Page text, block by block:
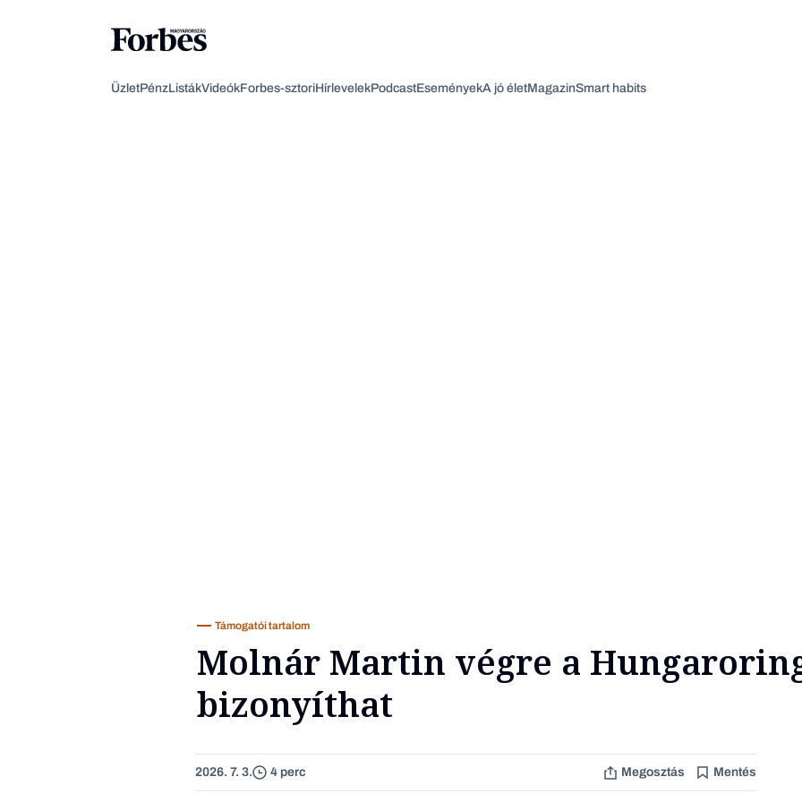
ÜzletPénzListákVideókForbes-sztoriHírlevelekPodcastEseményekA jó életMagazinSmart habits
Támogatói tartalom
Molnár Martin végre a
bizonyíthat
2026. 7. 3. 4 perc Megosztás Mentés